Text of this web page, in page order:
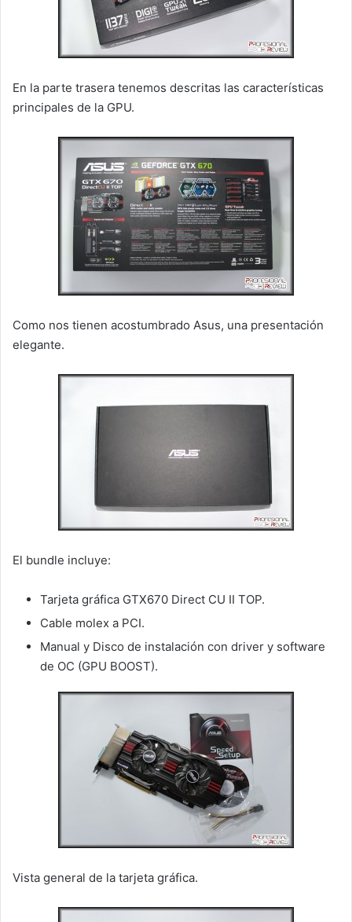
En la parte trasera tenemos descritas las características
principales de la GPU.
Como nos tienen acostumbrado Asus, una presentación
elegante.
El bundle incluye:
Tarjeta gráfica GTX670 Direct CU II TOP.
Cable molex a PCI.
Manual y Disco de instalación con driver y software
de OC (GPU BOOST).
Vista general de la tarjeta gráfica.